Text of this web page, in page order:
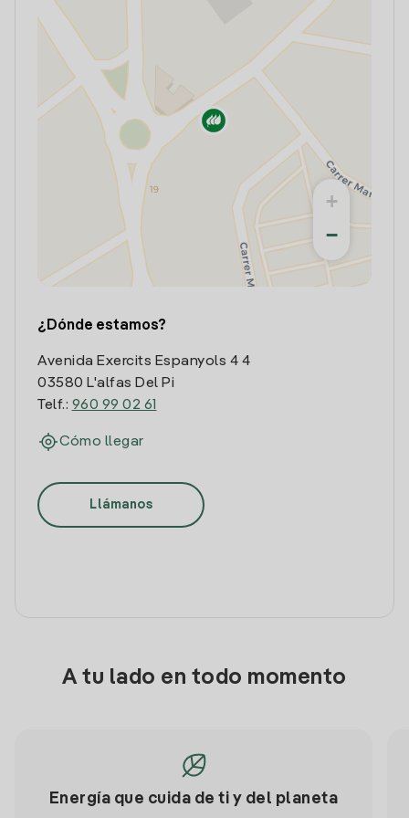
+
−
¿Dónde estamos?
Avenida Exercits Espanyols 4 4
03580 L'alfas Del Pi
Telf.: 960 99 02 61
Cómo llegar
Llámanos
A tu lado en todo momento
Energía que cuida de ti y del planeta